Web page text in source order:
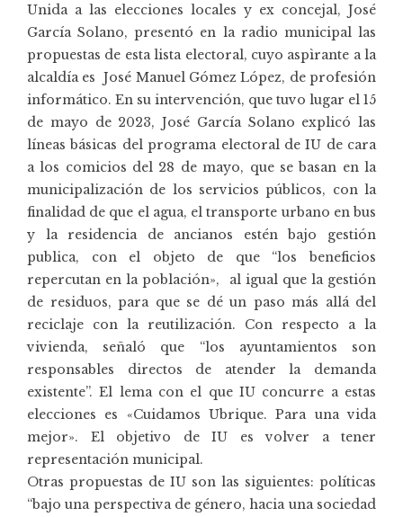
Unida a las elecciones locales y ex concejal, José
García Solano, presentó en la radio municipallas
propuestas de esta lista electoral, cuyo aspìrante a la
alcaldía es José Manuel Gómez López, de profesión
informático. En su intervención, que tuvo lugar el 15
de mayo de 2023, José García Solano explicó las
líneas básicas del programa electoral de IU de cara
a los comicios del 28 de mayo, que se basan en la
municipalización de los servicios públicos, con la
finalidad de que el agua, el transporte urbano en bus
y la residencia de ancianos estén bajo gestión
publica, con el objeto de que “los beneficios
repercutan en la población», al igual que la gestión
de residuos, para que se dé un paso más allá del
reciclaje con la reutilización. Con respecto a la
vivienda, señaló que “los ayuntamientos son
responsables directos de atender la demanda
existente”. El lema con el que IU concurre a estas
elecciones es «Cuidamos Ubrique. Para una vida
mejor». El objetivo de IU es volver a tener
representación municipal.
Otras propuestas de IU son las siguientes: políticas
“bajo una perspectiva de género, hacia una sociedad